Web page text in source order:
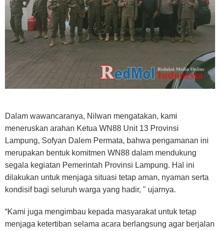
Dalam wawancaranya, Nilwan mengatakan, kami
meneruskan arahan Ketua WN88 Unit 13 Provinsi
Lampung, Sofyan Dalem Permata, bahwa pengamanan ini
merupakan bentuk komitmen WN88 dalam mendukung
segala kegiatan Pemerintah Provinsi Lampung. Hal ini
dilakukan untuk menjaga situasi tetap aman, nyaman serta
kondisif bagi seluruh warga yang hadir, " ujarnya.
“Kami juga mengimbau kepada masyarakat untuk tetap
menjaga ketertiban selama acara berlangsung agar berjalan